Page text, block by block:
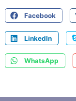
Facebook
LinkedIn
WhatsApp